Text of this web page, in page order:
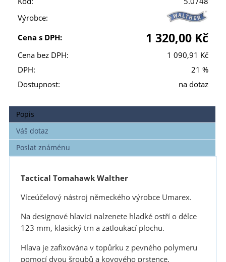
Výrobce:
Cena s DPH:
1 320,00 Kč
Cena bez DPH:
1 090,91 Kč
DPH:
21 %
Dostupnost:
na dotaz
Popis
Váš dotaz
Poslat známénu
Tactical Tomahawk Walther
Víceúčelový nástroj německého výrobce Umarex.
Na designové hlavici nalzenete hladké ostří o délce
123 mm, klasický trn a zatloukací plochu.
Hlava je zafixována v topůrku z pevného polymeru
pomocí dvou šroubů a kovového prstence.